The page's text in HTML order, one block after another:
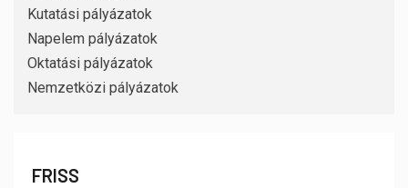
Kutatási pályázatok
Napelem pályázatok
Oktatási pályázatok
Nemzetközi pályázatok
FRISS